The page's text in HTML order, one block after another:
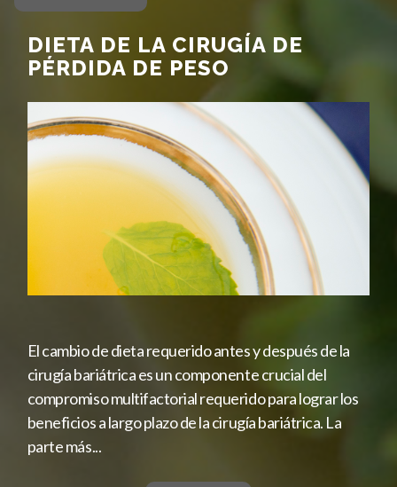
DIETA DE LA CIRUGÍA DE
PÉRDIDA DE PESO
El cambio de dieta requerido antes y después de la
cirugía bariátrica es un componente crucial del
compromiso multifactorial requerido para lograr los
beneficios a largo plazo de la cirugía bariátrica. La
parte más...